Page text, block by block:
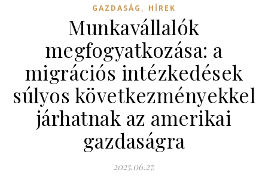
GAZDASÁG , HÍREK
Munkavállalók
megfogyatkozása: a
migrációs intézkedések
súlyos következményekkel
járhatnak az amerikai
gazdaságra
2025.06.27.